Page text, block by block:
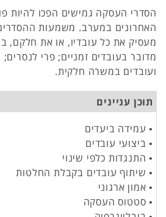
הסדרי העסקה גמישים הפכו להיות
האחרונים במערב. משמעות
מעסיק את כל עובדיו, או את חלקם,
מדובר בעובדים זמניים; פרי
ועובדים במשרה חלקית.
תוכן עניינים
• עמידה ביעדים
• ביצועי עובדים
• התנגדות כלפי שינוי
• שיתוף עובדים בקבלת החלטות
• אמון ארגוני
• סטטוס העסקה